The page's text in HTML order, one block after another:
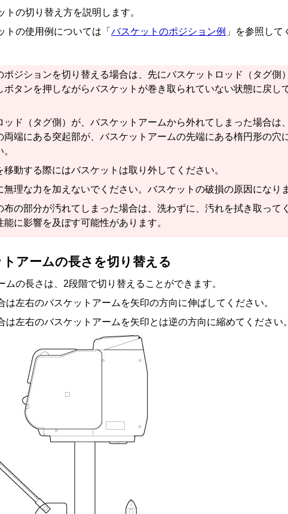
ト の切り替え方を説明します。
ト の使用例については「 バスケットのポジション例 」を参照して
ポジションを切り替える場合は、先にバスケットロッド（タグ側
ボタンを押しながらバスケット が巻き取られていない状態に戻し
ド（タグ側） が、 バスケットアームから外れてしまった場合は
両端にある突起部が、 バスケットアームの先端にある楕円形の穴
移動する際にはバスケット は取り外してください。
無理な力を加えないでください。 バスケット の破損の原因になり
布の部分が汚れてしまった場合は、洗わずに、汚れを拭き取って
能に影響を及ぼす可能性があります。
アームの長さを切り替える
ムの長さは、2段階で切り替えることができます。
は左右のバスケットアーム を矢印の方向に伸ばしてください。
は左右のバスケットアーム を矢印とは逆の方向に縮めてください